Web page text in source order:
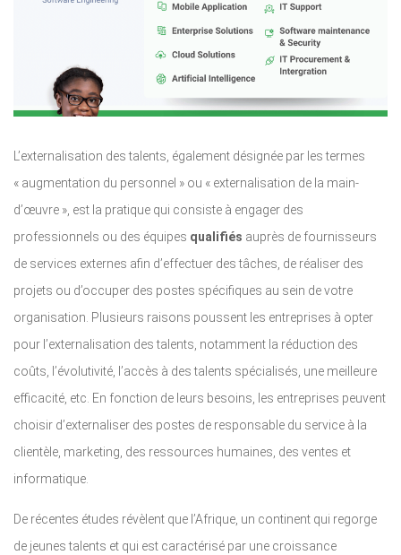
L’externalisation des talents, également désignée par les termes
« augmentation du personnel » ou « externalisation de la main-
d’œuvre », est la pratique qui consiste à engager des
professionnels ou des équipes qualifiés auprès de fournisseurs
de services externes afin d’effectuer des tâches, de réaliser des
projets ou d’occuper des postes spécifiques au sein de votre
organisation. Plusieurs raisons poussent les entreprises à opter
pour l’externalisation des talents, notamment la réduction des
coûts, l’évolutivité, l’accès à des talents spécialisés, une meilleure
efficacité, etc. En fonction de leurs besoins, les entreprises peuvent
choisir d’externaliser des postes de responsable du service à la
clientèle, marketing, des ressources humaines, des ventes et
informatique.
De récentes études révèlent que l’Afrique, un continent qui regorge
de jeunes talents et qui est caractérisé par une croissance